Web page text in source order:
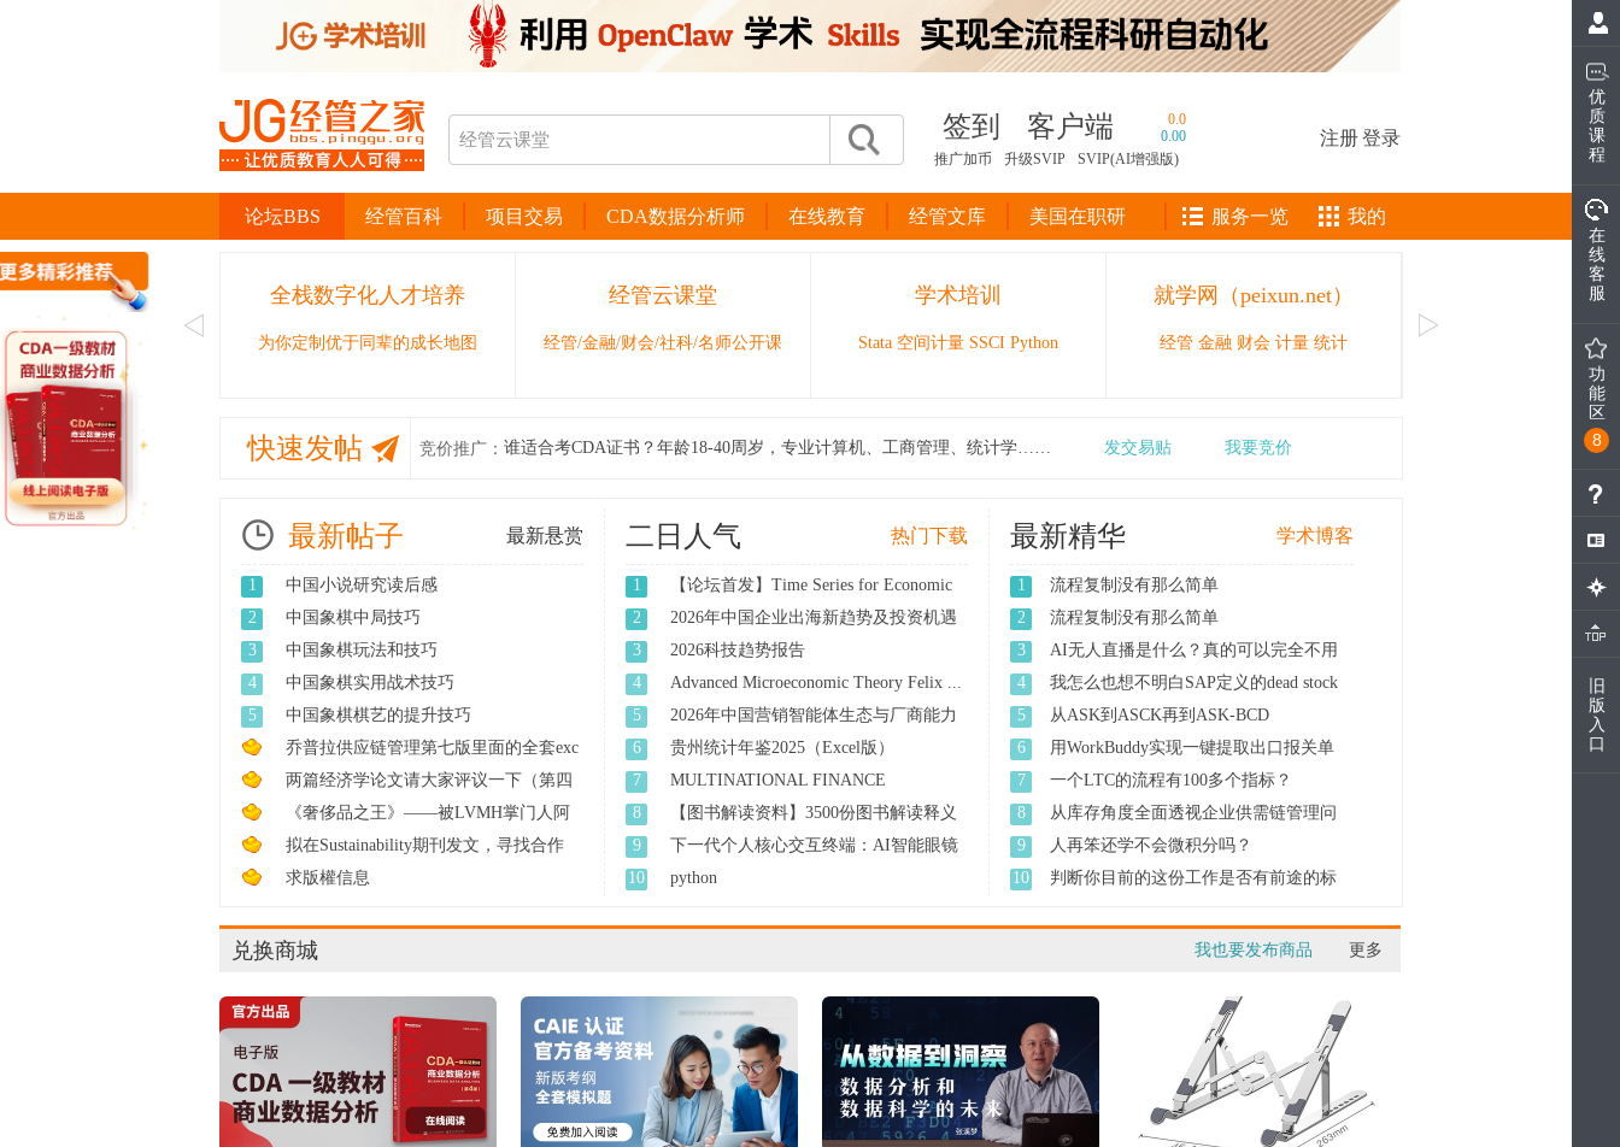
签到 客户端
0.0
0.00
推广加币
升级SVIP SVIP(AI增强版)
注册登录
经管百科 项目交易 CDA数据分析师 在线教育 经管文库 美国在职研
论坛BBS 服务一览 我的
全栈数字化人才培养
为你定制优于同辈的成长地图
经管云课堂
经管/金融/财会/社科/名师公开课
学术培训
Stata 空间计量 SSCI Python
就学网（peixun.net）
经管 金融 财会 计量 统计
CAIE人工智能工
人工智能领域的职业技能等
快速发帖 竞价推广： 谁适合考CDA证书？年龄18-40周岁，专业计算机、工商管理、统计学…… 发交易贴 我要竞价
最新帖子 最新悬赏
1
中国小说研究读后感
2
中国象棋中局技巧
3
中国象棋玩法和技巧
4
中国象棋实用战术技巧
5
中国象棋棋艺的提升技巧
乔普拉供应链管理第七版里面的全套exc
e ...
两篇经济学论文请大家评议一下（第四
轮 ...
《奢侈品之王》——被LVMH掌门人阿
尔诺 ...
拟在Sustainability期刊发文，寻找合作
...
求版權信息
二日人气 热门下载
1
【论坛首发】Time Series for Economic
...
2
2026年中国企业出海新趋势及投资机遇
展 ...
3
2026科技趋势报告
4
Advanced Microeconomic Theory Felix ...
5
2026年中国营销智能体生态与厂商能力
全 ...
6
贵州统计年鉴2025（Excel版）
7
MULTINATIONAL FINANCE
EVALUATING THE ...
8
【图书解读资料】3500份图书解读释义
资 ...
9
下一代个人核心交互终端：AI智能眼镜
消 ...
10 python
最新精华 学术博客
1
流程复制没有那么简单
2
流程复制没有那么简单
3
AI无人直播是什么？真的可以完全不用
人 ...
4
我怎么也想不明白SAP定义的dead stock
有 ...
5
从ASK到ASCK再到ASK-BCD
6
用WorkBuddy实现一键提取出口报关单
7
一个LTC的流程有100多个指标？
8
从库存角度全面透视企业供需链管理问
题 ...
9
人再笨还学不会微积分吗？
10
判断你目前的这份工作是否有前途的标
兑换商城 更多
我也要发布商品
最热 最热 最热
优
质
课
程
在
线
客
服
功
能
区
8
旧
版
入
口